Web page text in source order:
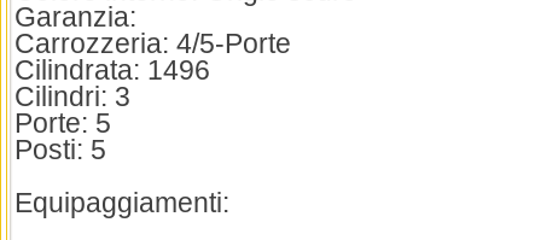
Garanzia:
Carrozzeria: 4/5-Porte
Cilindrata: 1496
Cilindri: 3
Porte: 5
Posti: 5
Equipaggiamenti: